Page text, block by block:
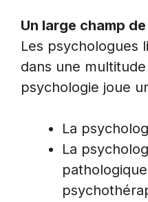
Un large champ
Les psychologues
dans une
psychologie joue
La
La